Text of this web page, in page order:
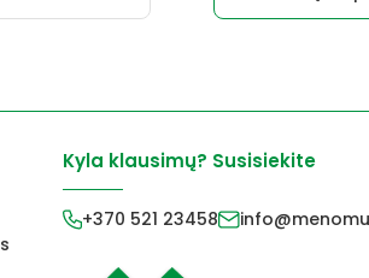
Kyla klausimų? Susisiekite
+370 521 23458